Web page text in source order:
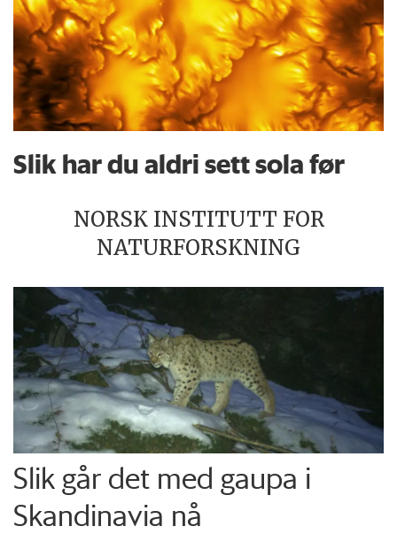
Slik har du aldri sett sola før
NORSK INSTITUTT FOR
NATURFORSKNING
Slik går det med gaupa i
Skandinavia nå